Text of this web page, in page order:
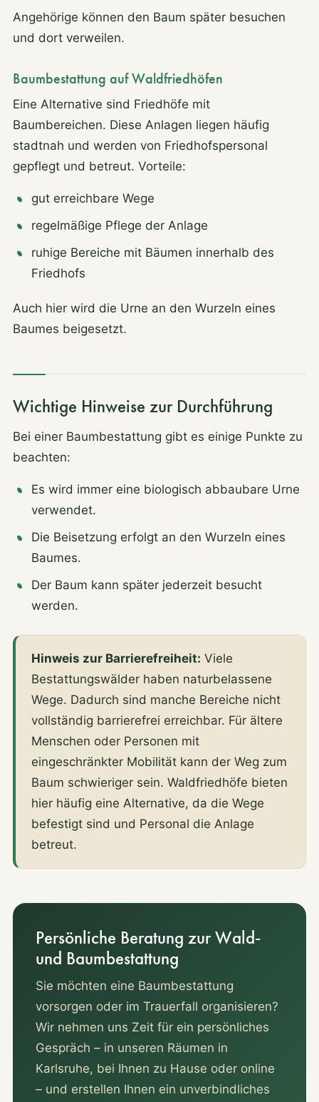
Angehörige können den Baum später besuchen
und dort verweilen.
Baumbestattung auf Waldfriedhöfen
Eine Alternative sind Friedhöfe mit
Baumbereichen. Diese Anlagen liegen häufig
stadtnah und werden von Friedhofspersonal
gepflegt und betreut. Vorteile:
gut erreichbare Wege
regelmäßige Pflege der Anlage
ruhige Bereiche mit Bäumen innerhalb des
Friedhofs
Auch hier wird die Urne an den Wurzeln eines
Baumes beigesetzt.
Wichtige Hinweise zur Durchführung
Bei einer Baumbestattung gibt es einige Punkte zu
beachten:
Es wird immer eine biologisch abbaubare Urne
verwendet.
Die Beisetzung erfolgt an den Wurzeln eines
Baumes.
Der Baum kann später jederzeit besucht
werden.
Hinweis zur Barrierefreiheit: Viele
Bestattungswälder haben naturbelassene
Wege. Dadurch sind manche Bereiche nicht
vollständig barrierefrei erreichbar. Für ältere
Menschen oder Personen mit
eingeschränkter Mobilität kann der Weg zum
Baum schwieriger sein. Waldfriedhöfe bieten
hier häufig eine Alternative, da die Wege
befestigt sind und Personal die Anlage
betreut.
Persönliche Beratung zur Wald-
und Baumbestattung
Sie möchten eine Baumbestattung
vorsorgen oder im Trauerfall organisieren?
Wir nehmen uns Zeit für ein persönliches
Gespräch – in unseren Räumen in
Karlsruhe, bei Ihnen zu Hause oder online
– und erstellen Ihnen ein unverbindliches